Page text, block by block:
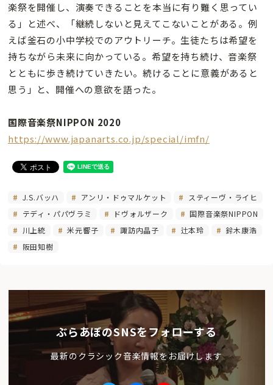
楽祭を開催し、演奏できることを本当に有り難く思ってい
る」と述べ、「継続しないと見えてこないことがある。例
えば釜石の小中学校でのアウトリーチ。生徒たちは希望を
持ちながら未来に向かっている。希望を持ち続け、音楽祭
とともに歩き続けていきたい。続けることに意義があると
思う」と、開催への意欲を語った。
国際音楽祭NIPPON 2020
https://www.japanarts.co.jp/special/imfn/
J.S.バッハ アンリ・ドゥマルケット
スティーヴ・ライヒ
テディ・パパヴラミ
ドヴォルザーク
国際音楽祭NIPPON
川上統
米元響子 諏訪内晶子 辻本玲
鈴木康浩
阪田知樹
ぶらあぼのSNSをフォローする
最新のクラシック音楽情報をお届けします